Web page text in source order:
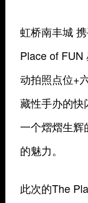
虹桥南丰城
Place of FUN
动拍照点位+
藏性手办的快
一个熠熠生辉
的魅力。
此次的The